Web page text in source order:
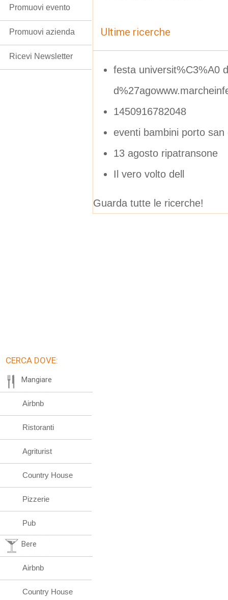
Ultime ricerche
festa universit%C3%A0
1450916782048
eventi bambini porto san
13 agosto ripatransone
Il vero volto dell
Guarda tutte le ricerche!
Promuovi evento
Promuovi azienda
Ricevi Newsletter
CERCA DOVE:
Mangiare
Airbnb
Ristoranti
Agriturist
Country House
Pizzerie
Pub
Bere
Airbnb
Country House